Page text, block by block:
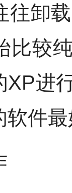
往卸
比较
XP进
件